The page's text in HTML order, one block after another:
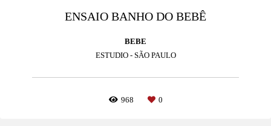
ENSAIO BANHO DO BEBÊ
BEBE
ESTUDIO - SÃO PAULO
968 0